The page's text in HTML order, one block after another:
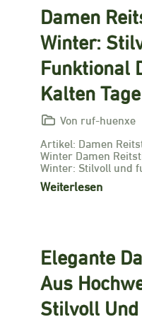
Damen
Winter:
Funktional
Kalten Tage
Von ruf-huenxe
Artikel: Damen
Winter Damen
Winter: Stilvoll und
Weiterlesen
Elegante
Aus
Stilvoll